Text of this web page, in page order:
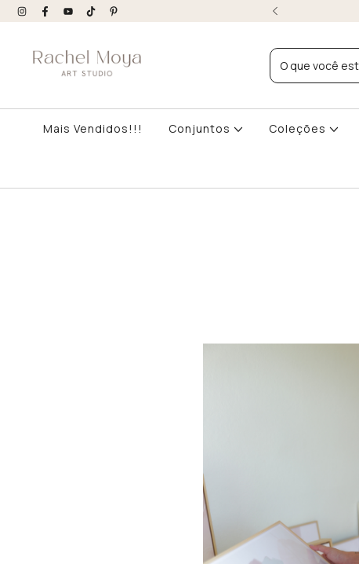
E DF | COMPRAS ACIMA R$599
Mais Vendidos!!! Conjuntos Coleções